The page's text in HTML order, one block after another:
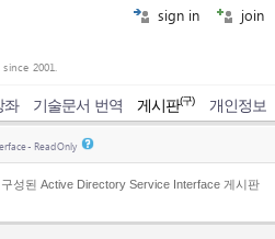
sign in join
2001.
좌 기술문서 번역 게시판(구) 개인정보
- Read Only
성된 Active Directory Service Interface 게시판